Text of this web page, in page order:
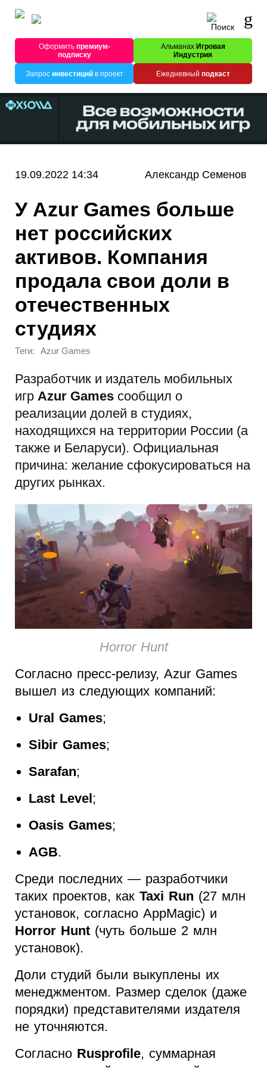
Оформитьпремиум-
подписку
Альманах Игровая
Индустрия
Запрос инвестицийв проект Ежедневный подкаст
19.09.2022 14:34 Александр Семенов
У Azur Games больше
нет российских
активов. Компания
продала свои доли в
отечественных
студиях
Теги: Azur Games
Разработчик и издатель мобильных
игр Azur Games сообщил о
реализации долей в студиях,
находящихся на территории России (а
также и Беларуси). Официальная
причина: желание сфокусироваться на
других рынках.
Horror Hunt
Согласно пресс-релизу, Azur Games
вышел из следующих компаний:
Ural Games;
Sibir Games;
Sarafan;
Last Level ;
Oasis Games;
AGB.
Среди последних — разработчики
таких проектов, как Taxi Run (27 млн
установок, согласно AppMagic) и
Horror Hunt (чуть больше 2 млн
установок).
Доли студий были выкуплены их
менеджментом. Размер сделок (даже
порядки) представителями издателя
не уточняются.
Согласно Rusprofile, суммарная